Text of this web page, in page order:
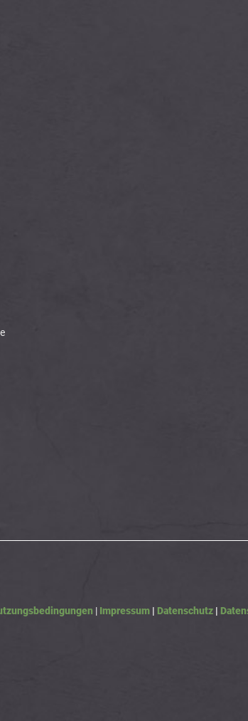
| Impressum | Datenschutz |